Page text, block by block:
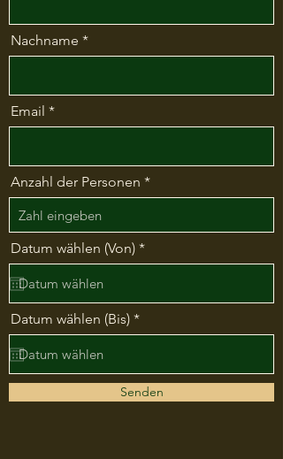
Nachname
Email
Anzahl der Personen
Datum wählen (Von) *r
e
i
e
Datum wählen (Bis) *r
e
i
r
e
Senden